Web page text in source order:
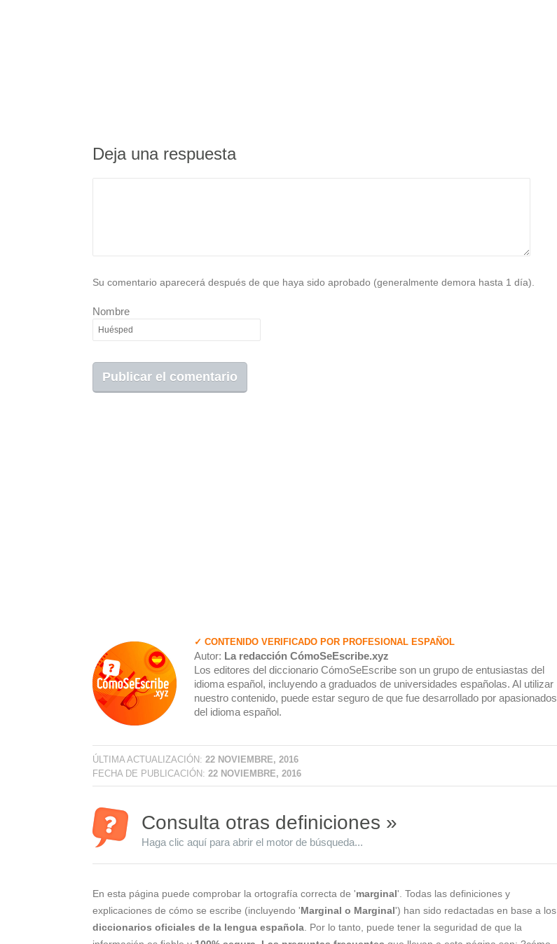
Deja una respuesta
Su comentario aparecerá después de que haya sido aprobado (generalmente demora hasta 1 día).
Nombre
✓ CONTENIDO VERIFICADO POR PROFESIONAL ESPAÑOL
Autor: La redacción CómoSeEscribe.xyz
Los editores del diccionario CómoSeEscribe son un grupo de entusiastas del
idioma español, incluyendo a graduados de universidades españolas. Al utilizar
nuestro contenido, puede estar seguro de que fue desarrollado por apasionados
del idioma español.
ÚLTIMA ACTUALIZACIÓN: 22 NOVIEMBRE, 2016
FECHA DE PUBLICACIÓN: 22 NOVIEMBRE, 2016
Consulta otras definiciones »
Haga clic aquí para abrir el motor de búsqueda...
En esta página puede comprobar la ortografía correcta de 'marginal'. Todas las definiciones y
explicaciones de cómo se escribe (incluyendo 'Marginal o Marginal') han sido redactadas en base a los
diccionarios oficiales de la lengua española . Por lo tanto, puede tener la seguridad de que la